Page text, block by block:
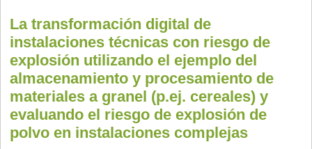
La transformación digital de
instalaciones técnicas con riesgo de
explosión utilizando el ejemplo del
almacenamiento y procesamiento de
materiales a granel (p.ej. cereales) y
evaluando el riesgo de explosión de
polvo en instalaciones complejas